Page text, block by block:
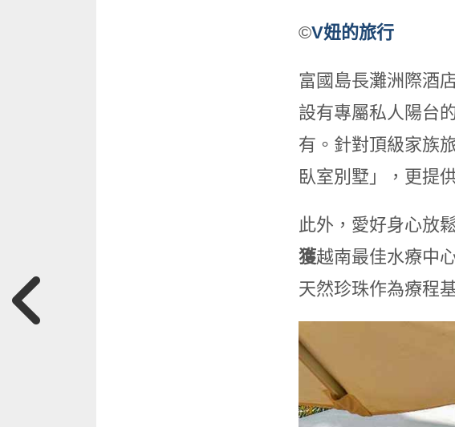
©V妞的旅行
富國島長灘洲際酒
設有專屬私人陽台
有。針對頂級家族
臥室別墅」，更提
此外，愛好身心放
獲越南最佳水療中
天然珍珠作為療程